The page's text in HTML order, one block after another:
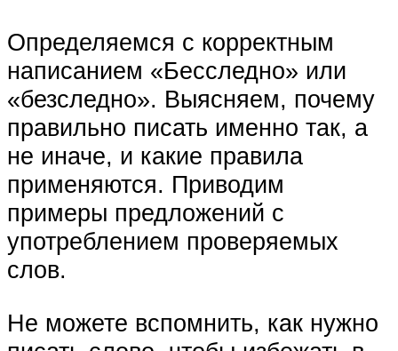
Определяемся с корректным
написанием «Бесследно» или
«безследно». Выясняем, почему
правильно писать именно так, а
не иначе, и какие правила
применяются. Приводим
примеры предложений с
употреблением проверяемых
слов.
Не можете вспомнить, как нужно